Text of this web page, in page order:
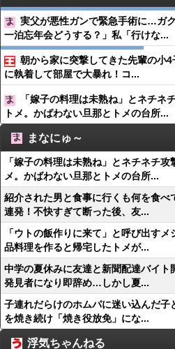
実父が悪性ガンで緊急手術に…ガ
一泊忘年会どうする？」私「行けな...
朝から家に突撃してきた先輩の小
に執着して部屋で大暴れ！コ...
「嫁子の料理は未熟ね」とネチネ
トメ。かばわない旦那とトメの台所...
まなにゅ～
「嫁子の料理は未熟ね」とネチネチ
メ。かばわない旦那とトメの台所...
紹介された男と食事に行くも何を食
連発！不快すぎて断った後、友...
「ウトの飯作りに来て」と呼び出す
品料理を作ると帰宅したトメが...
中学の夏休みに友達と新聞配達バイ
発見者になり即辞め…しかし夏...
子連れだらけのホムパに迷い込んだ子
を焼き続け「焼き役放免」にな...
浮気ちゃんねる